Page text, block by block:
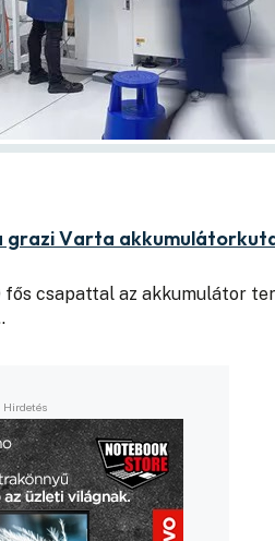
grazi Varta
fős csapattal az akkumulátor